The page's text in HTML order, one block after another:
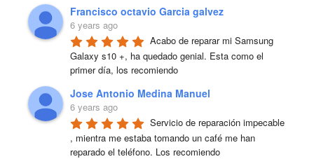
Francisco octavio Garcia galvez
6 years ago
Acabo de reparar mi Samsung
Galaxy s10 +, ha quedado genial. Esta como el
primer día, los recomiendo
Jose Antonio Medina Manuel
6 years ago
Servicio de reparación impecable
, mientra me estaba tomando un café me han
reparado el teléfono. Los recomiendo